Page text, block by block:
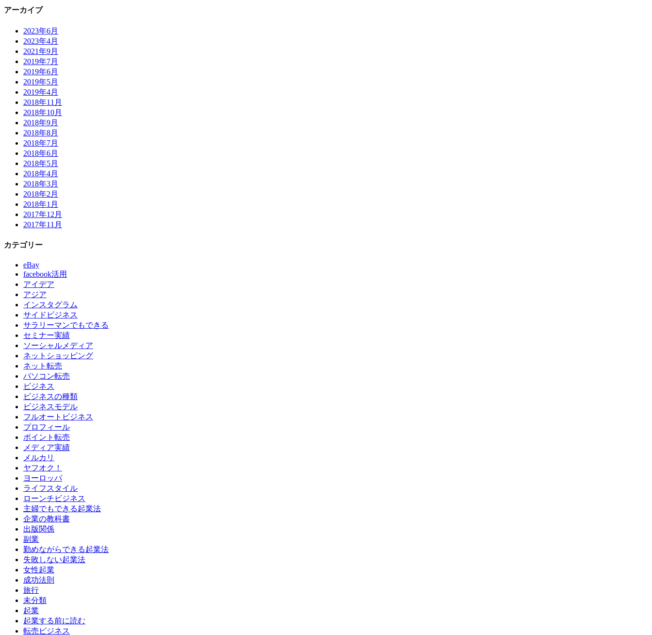
アーカイブ
2023年6月
2023年4月
2021年9月
2019年7月
2019年6月
2019年5月
2019年4月
2018年11月
2018年10月
2018年9月
2018年8月
2018年7月
2018年6月
2018年5月
2018年4月
2018年3月
2018年2月
2018年1月
2017年12月
2017年11月
カテゴリー
eBay
facebook活用
アイデア
アジア
インスタグラム
サイドビジネス
サラリーマンでもできる
セミナー実績
ソーシャルメディア
ネットショッピング
ネット転売
パソコン転売
ビジネス
ビジネスの種類
ビジネスモデル
フルオートビジネス
プロフィール
ポイント転売
メディア実績
メルカリ
ヤフオク！
ヨーロッパ
ライフスタイル
ローンチビジネス
主婦でもできる起業法
企業の教科書
出版関係
副業
勤めながらできる起業法
失敗しない起業法
女性起業
成功法則
旅行
未分類
起業
起業する前に読む
転売ビジネス